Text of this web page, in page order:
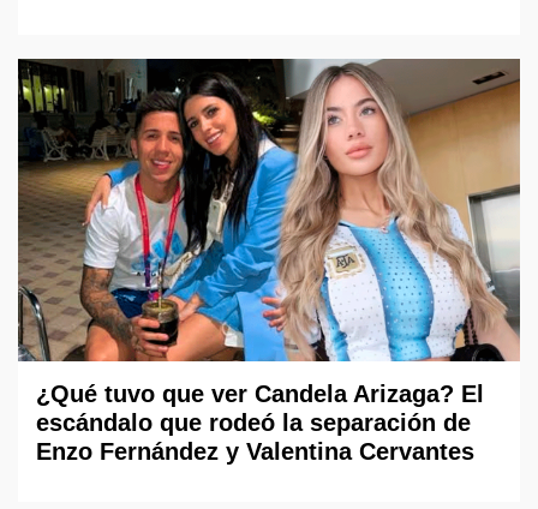
¿Qué tuvo que ver Candela Arizaga? El
escándalo que rodeó la separación de
Enzo Fernández y Valentina Cervantes